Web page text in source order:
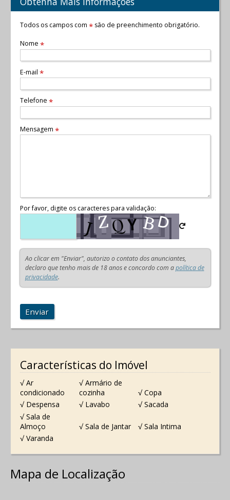
Todos os campos com *são de preenchimento obrigatório.
Nome *
E-mail *
Telefone *
Mensagem *
Por favor, digite os caracteres para validação:
Ao clicar em "Enviar", autorizo o contato dos anunciantes,
declaro que tenho mais de 18 anos e concordo com apolítica de
privacidade.
Enviar
Características do Imóvel
√ Ar
condicionado
√ Armário de
cozinha
√ Copa
√ Despensa
√ Lavabo
√ Sacada
√ Sala de
Almoço
√ Sala de Jantar
√ Sala Intima
√ Varanda
Mapa de Localização